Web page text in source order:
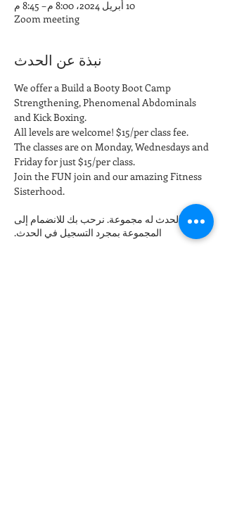
10 أبريل 2024، 8:00 م – 8:45 م
Zoom meeting
نبذة عن الحدث
We offer a Build a Booty Boot Camp
Strengthening, Phenomenal Abdominals
and Kick Boxing.
All levels are welcome! $15/per class fee.
The classes are on Monday, Wednesdays and
Friday for just $15/per class.
Join the FUN join and our amazing Fitness
Sisterhood.
هذا الحدث له مجموعة. نرحب بك للانضمام إلى
المجموعة بمجرد التسجيل في الحدث.